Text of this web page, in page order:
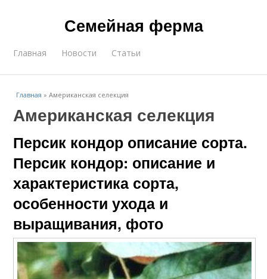
Семейная ферма
Главная Новости Статьи
Главная »Американская селекция
Американская селекция
Персик кондор описание сорта.
Персик кондор: описание и
характеристика сорта,
особенности ухода и
выращивания, фото